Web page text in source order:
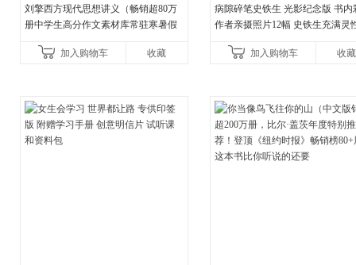
刘擎西方现代思想讲义（畅销超80万
册中学生高分作文素材库常驻寒暑假
讲透西方思想史，哲学知
加入购物车 收藏
病隙碎笔史铁生 光影纪念版 书内
作者亲摄照片12幅 史铁生充满灵
加入购物车
收藏